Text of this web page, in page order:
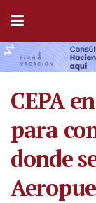
CEPA
para
donde